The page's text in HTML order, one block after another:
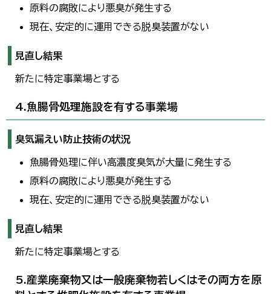
原料の腐敗により悪臭が発生する
現在、安定的に運用できる脱臭装置がない
見直し結果
新たに特定事業場とする
4.魚腸骨処理施設を有する事業場
臭気漏えい防止技術の状況
魚腸骨処理に伴い高濃度臭気が大量に発生する
原料の腐敗により悪臭が発生する
現在、安定的に運用できる脱臭装置がない
見直し結果
新たに特定事業場とする
5.産業廃棄物又は一般廃棄物若しくはその両方を原